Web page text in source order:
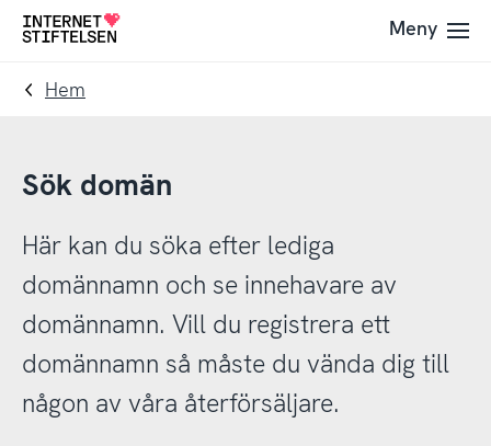
Till
navigering
Till
innehåll
Till
Meny
Hem
Sök domän
Här kan du söka efter lediga
domännamn och se innehavare av
domännamn. Vill du registrera ett
domännamn så måste du vända dig till
någon av våra återförsäljare.